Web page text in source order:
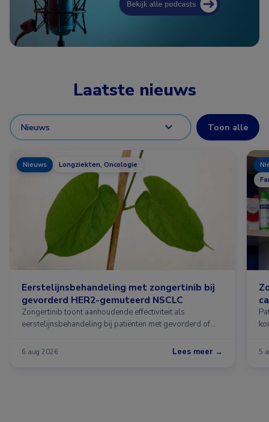
Laatste nieuws
Filter
type
Toon alle
Nieuws Longziekten, Oncologie
Eerstelijnsbehandeling met zongertinib bij
gevorderd HER2-gemuteerd NSCLC
Zongertinib toont aanhoudende effectiviteit als
eerstelijnsbehandeling bij patiënten met gevorderd of
longcarcinoom (NSCLC). Dat blijkt uit een analyse van de
6 aug 2026 Lees meer → 5